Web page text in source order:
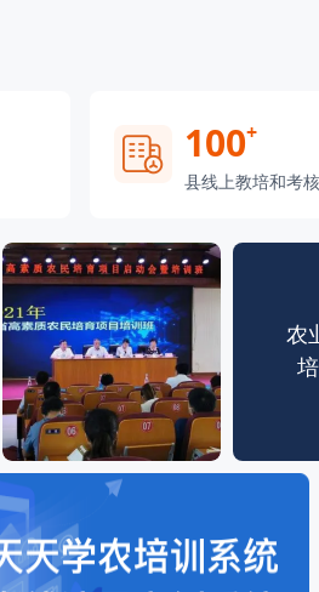
100+
县线上教培和考
农